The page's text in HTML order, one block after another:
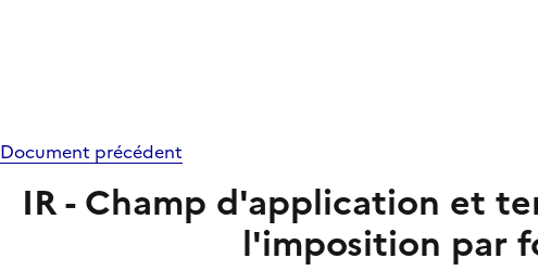
Document précédent
IR - Champ d'application et
l'imposition par